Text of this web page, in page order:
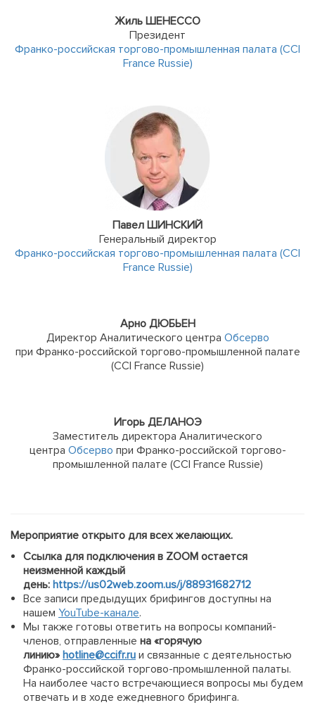
Жиль ШЕНЕССО
Президент
Франко-российская торгово-промышленная палата (CCI
France Russie)
Павел ШИНСКИЙ
Генеральный директор
Франко-российская торгово-промышленная палата (CCI
France Russie)
Арно ДЮБЬЕН
Директор Аналитического центра Обсерво
при Франко-российской торгово-промышленной палате
(CCI France Russie)
Игорь ДЕЛАНОЭ
Заместитель директора Аналитического
центра Обсерво при Франко-российской торгово-
промышленной палате (CCI France Russie)
Мероприятие открыто для всех желающих.
Ссылка для подключения в ZOOM остается
неизменной каждый
день: https://us02web.zoom.us/j/88931682712
Все записи предыдущих брифингов доступны на
нашем YouTube-канале.
Мы также готовы ответить на вопросы компаний-
членов, отправленные на «горячую
линию» hotline@ccifr.ru и связанные с деятельностью
Франко-российской торгово-промышленной палаты.
На наиболее часто встречающиеся вопросы мы будем
отвечать и в ходе ежедневного брифинга.